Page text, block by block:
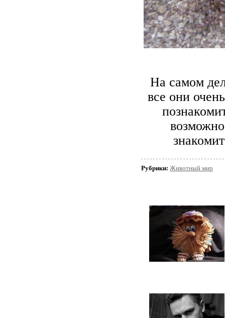
На самом
все они
Рубрики: Животный мир